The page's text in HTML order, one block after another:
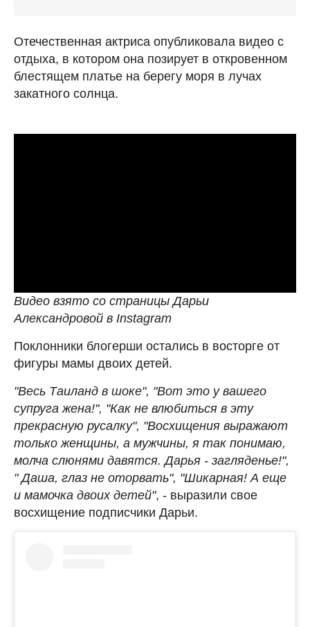
Отечественная актриса опубликовала видео с
отдыха, в котором она позирует в откровенном
блестящем платье на берегу моря в лучах
закатного солнца.
Видео взято со страницы Дарьи
Александровой в Instagram
Поклонники блогерши остались в восторге от
фигуры мамы двоих детей.
"Весь Таиланд в шоке", "Вот это у вашего
супруга жена!", "Как не влюбиться в эту
прекрасную русалку", "Восхищения выражают
только женщины, а мужчины, я так понимаю,
молча слюнями давятся. Дарья - загляденье!",
" Даша, глаз не оторвать", "Шикарная! А еще
и мамочка двоих детей", - выразили свое
восхищение подписчики Дарьи.